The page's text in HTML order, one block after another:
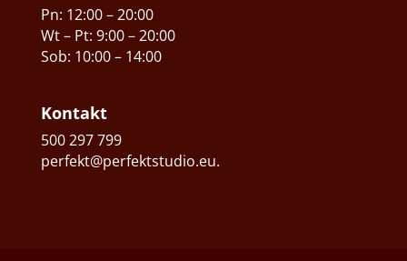
Pn: 12:00 – 20:00
Wt – Pt: 9:00 – 20:00
Sob: 10:00 – 14:00
Kontakt
500 297 799
perfekt@perfektstudio.eu.